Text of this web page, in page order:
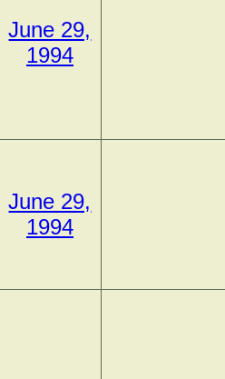
June 29,
1994
June 29,
1994